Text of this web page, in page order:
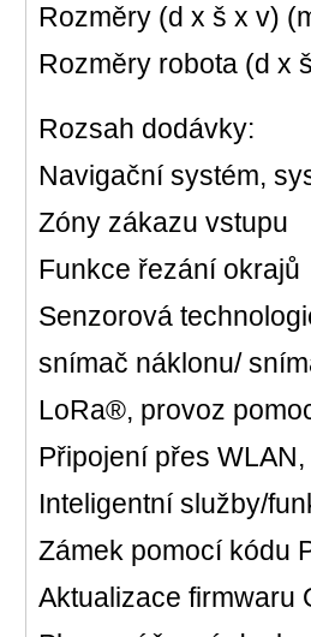
Rozměry (d x š x v)
Rozměry robota (d x
Rozsah dodávky:
Navigační systém,
Zóny zákazu vstupu
Funkce řezání okrajů
Senzorová
snímač náklonu/
LoRa®, provoz
Připojení přes
Inteligentní služby/
Zámek pomocí kódu
Aktualizace firmwaru